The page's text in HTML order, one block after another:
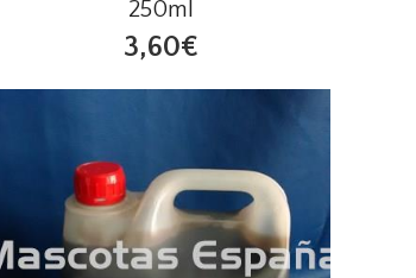
250ml
3,60€